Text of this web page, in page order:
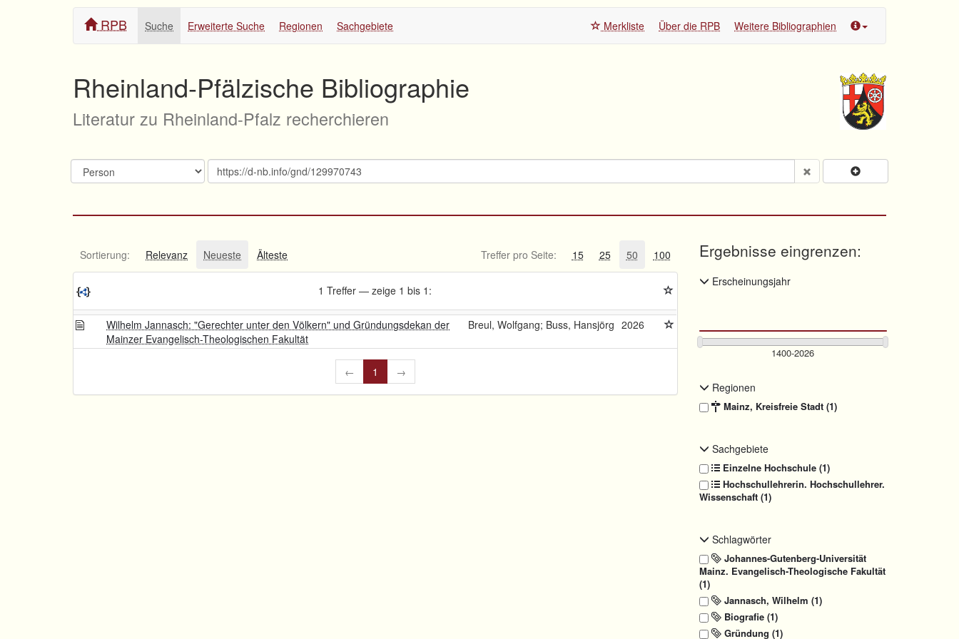
RPB Suche Erweiterte Suche Regionen Sachgebiete Merkliste Über die RPB Weitere Bibliographien
Rheinland-Pfälzische Bibliographie
Literatur zu Rheinland-Pfalz recherchieren
Sortierung: Relevanz Neueste Älteste Treffer pro Seite: 15 25 50 100
1 Treffer — zeige 1 bis 1:
Wilhelm Jannasch: "Gerechter unter den Völkern" und Gründungsdekan der
Mainzer Evangelisch-Theologischen Fakultät
Breul, Wolfgang; Buss, Hansjörg 2026
← 1 →
Ergebnisse eingrenzen:
Erscheinungsjahr
Regionen
Mainz, Kreisfreie Stadt (1)
Sachgebiete
Einzelne Hochschule (1)
Hochschullehrerin. Hochschullehrer.
Wissenschaft (1)
Schlagwörter
Johannes-Gutenberg-Universität
Mainz. Evangelisch-Theologische Fakultät
(1)
Jannasch, Wilhelm (1)
Biografie (1)
Gründung (1)